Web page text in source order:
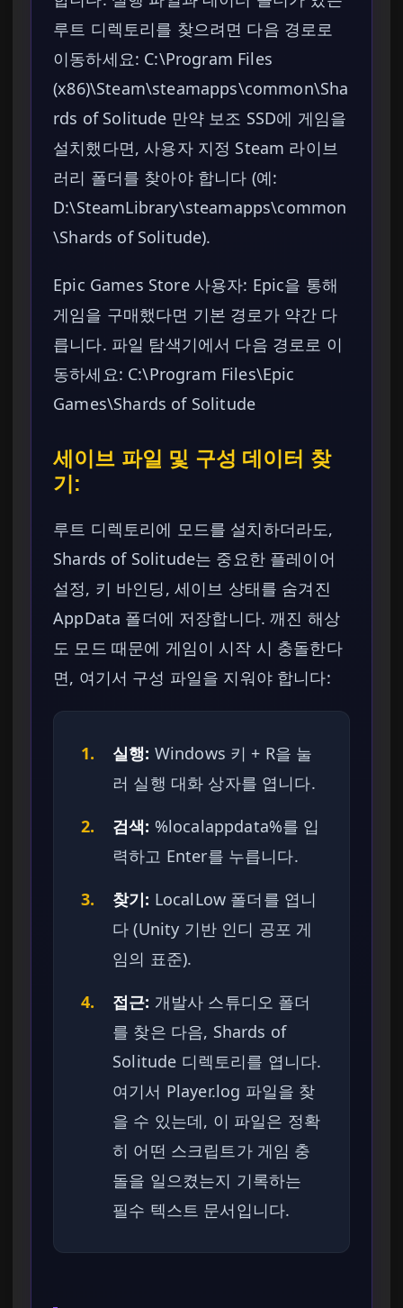
루트 디렉토리를 찾으려면 다음 경로로
이동하세요: C:\Program Files
(x86)\Steam\steamapps\common\Sha
rds of Solitude 만약 보조 SSD에 게임을
설치했다면, 사용자 지정 Steam 라이브
러리 폴더를 찾아야 합니다 (예:
D:\SteamLibrary\steamapps\common
\Shards of Solitude).
Epic Games Store 사용자: Epic을 통해
게임을 구매했다면 기본 경로가 약간 다
릅니다. 파일 탐색기에서 다음 경로로 이
동하세요: C:\Program Files\Epic
Games\Shards of Solitude
세이브 파일 및 구성 데이터 찾
기:
루트 디렉토리에 모드를 설치하더라도,
Shards of Solitude는 중요한 플레이어
설정, 키 바인딩, 세이브 상태를 숨겨진
AppData 폴더에 저장합니다. 깨진 해상
도 모드 때문에 게임이 시작 시 충돌한다
면, 여기서 구성 파일을 지워야 합니다:
1. 실행: Windows 키 + R을 눌
러 실행 대화 상자를 엽니다.
2.
검색: %localappdata%를 입
력하고 Enter를 누릅니다.
3.
찾기: LocalLow 폴더를 엽니
다 (Unity 기반 인디 공포 게
임의 표준).
4.
접근: 개발사 스튜디오 폴더
를 찾은 다음, Shards of
Solitude 디렉토리를 엽니다.
여기서 Player.log 파일을 찾
을 수 있는데, 이 파일은 정확
히 어떤 스크립트가 게임 충
돌을 일으켰는지 기록하는
필수 텍스트 문서입니다.